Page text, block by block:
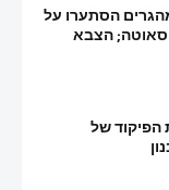
הסתערו על
הצבא
של